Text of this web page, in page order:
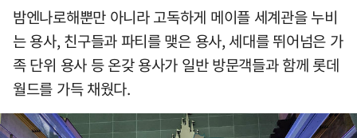
밤엔나로해뿐만 아니라 고독하게 메이플 세계관을 누비
는 용사, 친구들과 파티를 맺은 용사, 세대를 뛰어넘은 가
족 단위 용사 등 온갖 용사가 일반 방문객들과 함께 롯데
월드를 가득 채웠다.